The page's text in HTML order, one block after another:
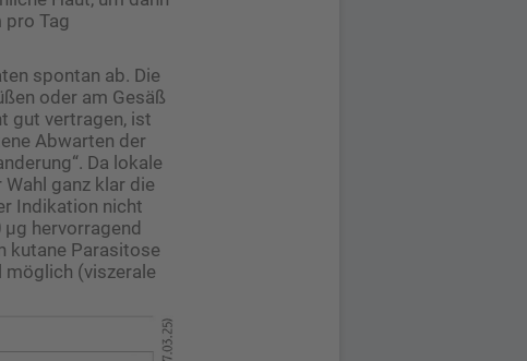
Tag
spontan ab. Die
oder am Gesäß
gut vertragen, ist
Abwarten der
Da lokale
ganz klar die
Indikation nicht
hervorragend
kutane Parasitose
möglich (viszerale